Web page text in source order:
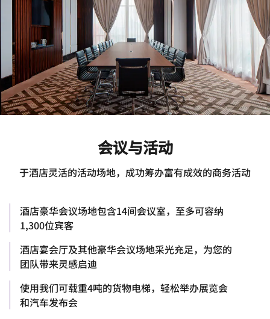
会议与活动
于酒店灵活的活动场地，成功筹办富有成效的商务活动
酒店豪华会议场地包含14间会议室，至多可容纳
1,300位宾客
酒店宴会厅及其他豪华会议场地采光充足，为您的
团队带来灵感启迪
使用我们可载重4吨的货物电梯，轻松举办展览会
和汽车发布会